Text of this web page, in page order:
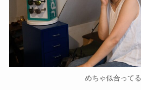
めちゃ似合ってる